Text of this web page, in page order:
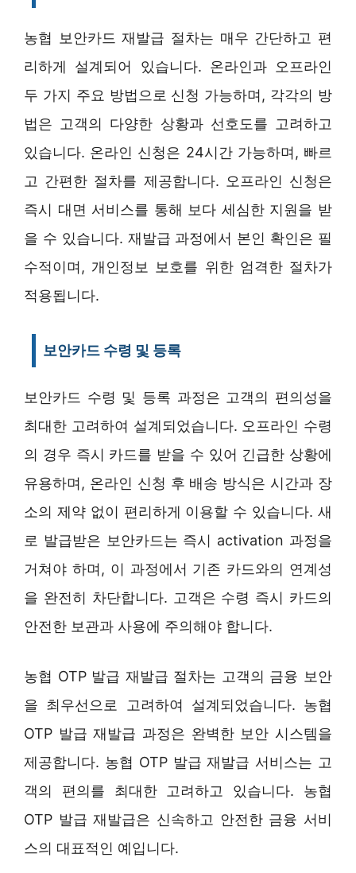
농협 보안카드 재발급 절차는 매우 간단하고 편
리하게 설계되어 있습니다. 온라인과 오프라인
두 가지 주요 방법으로 신청 가능하며, 각각의 방
법은 고객의 다양한 상황과 선호도를 고려하고
있습니다. 온라인 신청은 24시간 가능하며, 빠르
고 간편한 절차를 제공합니다. 오프라인 신청은
즉시 대면 서비스를 통해 보다 세심한 지원을 받
을 수 있습니다. 재발급 과정에서 본인 확인은 필
수적이며, 개인정보 보호를 위한 엄격한 절차가
적용됩니다.
보안카드 수령 및 등록
보안카드 수령 및 등록 과정은 고객의 편의성을
최대한 고려하여 설계되었습니다. 오프라인 수령
의 경우 즉시 카드를 받을 수 있어 긴급한 상황에
유용하며, 온라인 신청 후 배송 방식은 시간과 장
소의 제약 없이 편리하게 이용할 수 있습니다. 새
로 발급받은 보안카드는 즉시 activation 과정을
거쳐야 하며, 이 과정에서 기존 카드와의 연계성
을 완전히 차단합니다. 고객은 수령 즉시 카드의
안전한 보관과 사용에 주의해야 합니다.
농협 OTP 발급 재발급 절차는 고객의 금융 보안
을 최우선으로 고려하여 설계되었습니다. 농협
OTP 발급 재발급 과정은 완벽한 보안 시스템을
제공합니다. 농협 OTP 발급 재발급 서비스는 고
객의 편의를 최대한 고려하고 있습니다. 농협
OTP 발급 재발급은 신속하고 안전한 금융 서비
스의 대표적인 예입니다.